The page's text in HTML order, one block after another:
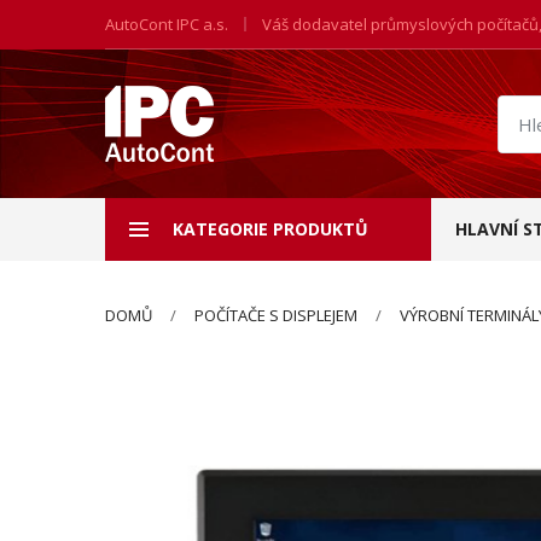
AutoCont IPC a.s. Váš dodavatel průmyslových
KATEGORIE PRODUKTŮ HLAVNÍ
DOMŮ POČÍTAČE S DISPLEJEM VÝROBNÍ